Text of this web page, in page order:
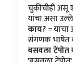
चुकीचीही असू
यांचा असा
काय? =
संगणक भाषेत
बसवला टेंपोत